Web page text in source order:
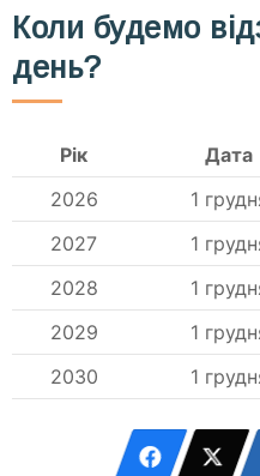
Коли будемо
день?
Рік Дата
2026
1
2027
1
2028
1
2029
1
2030
1